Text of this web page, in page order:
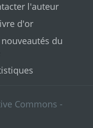
l'auteur
d'or
nouveautés du
Commons -